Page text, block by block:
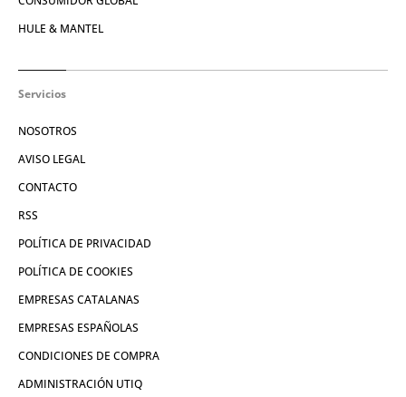
HULE & MANTEL
Servicios
NOSOTROS
AVISO LEGAL
CONTACTO
RSS
POLÍTICA DE PRIVACIDAD
POLÍTICA DE COOKIES
EMPRESAS CATALANAS
EMPRESAS ESPAÑOLAS
CONDICIONES DE COMPRA
ADMINISTRACIÓN UTIQ